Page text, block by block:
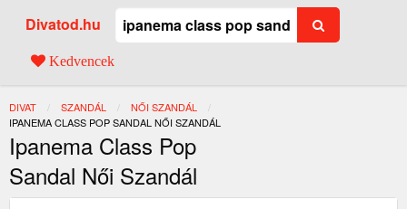
Divatod.hu
Kedvencek
DIVAT SZANDÁL
NŐI SZANDÁL
JELENLEGI:
IPANEMA CLASS POP SANDAL NŐI SZANDÁL
Ipanema Class Pop
Sandal Női Szandál